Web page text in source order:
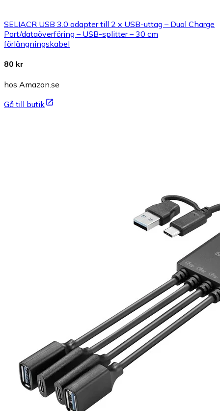
SELIACR USB 3.0 adapter till 2 x USB-uttag – Dual Charge
Port/dataöverföring – USB-splitter – 30 cm
förlängningskabel
80 kr
hos Amazon.se
Gå till butik